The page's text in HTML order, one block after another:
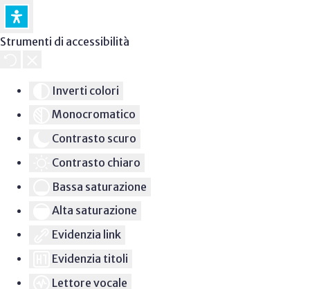
Strumenti di accessibilità
Inverti colori
Monocromatico
Contrasto scuro
Contrasto chiaro
Bassa saturazione
Alta saturazione
Evidenzia link
Evidenzia titoli
Lettore vocale